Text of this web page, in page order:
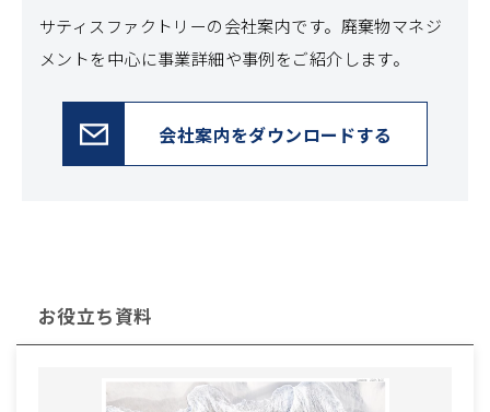
サティスファクトリーの会社案内です。 廃棄物マネジ
メントを中心に事業詳細や事例をご紹介します。
会社案内をダウンロードする
お役立ち資料